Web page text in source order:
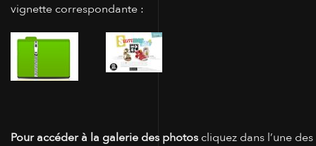
vignette correspondante :
Pour accéder à la galerie des photos cliquez dans l’une